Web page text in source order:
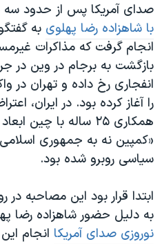
چهل سال گروگان‌گیری
قانون شفافیت دارائی کادر رهبری
اعتراضات مردمی آبان ۹۸
اسرائیل در جنگ
نرگس محمدی برنده جایزه نوبل
همایش محافظه‌کاران آمریکا
صفحه‌های ویژه
صدای آمریکا پس از حدود سه
با شاهزاده رضا پهلوی به
انجام گرفت که مذاکرات
بازگشت به برجام در وین در
را آغاز کرده بود. در ایران،
همکاری ۲۵ ساله با
«کمپین نه به جمهوری
سیاسی روبرو شده بود.
ابتدا قرار بود این مصاحبه در
به دلیل حضور شاهزاده رضا
نوروزی صدای آمریکا انجام